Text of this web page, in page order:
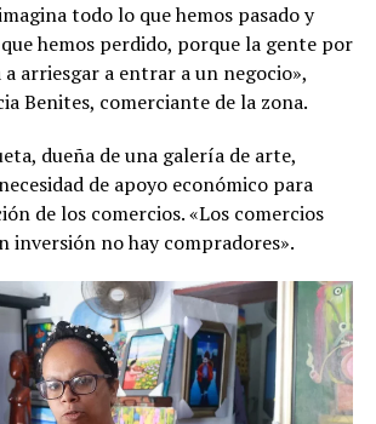
todo lo que hemos pasado y
hemos perdido, porque la gente por
a arriesgar a entrar a un negocio»,
Benites, comerciante de la zona.
dueña de una galería de arte,
de apoyo económico para
de los comercios. «Los comercios
inversión no hay compradores».